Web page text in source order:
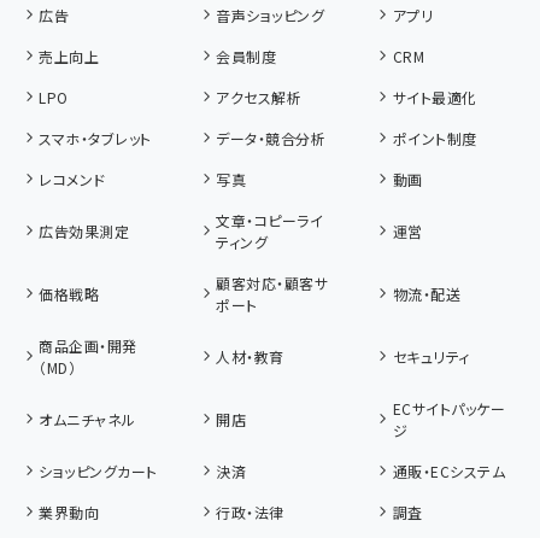
広告
音声ショッピング
アプリ
売上向上
会員制度
CRM
LPO
アクセス解析
サイト最適化
スマホ・タブレット
データ・競合分析
ポイント制度
レコメンド
写真 動画
広告効果測定
文章・コピーライ
ティング
運営
価格戦略
顧客対応・顧客サ
ポート
物流・配送
商品企画・開発
（MD）
人材・教育 セキュリティ
オムニチャネル 開店
ECサイトパッケー
ジ
ショッピングカート
決済
通販・ECシステム
業界動向
行政・法律
調査